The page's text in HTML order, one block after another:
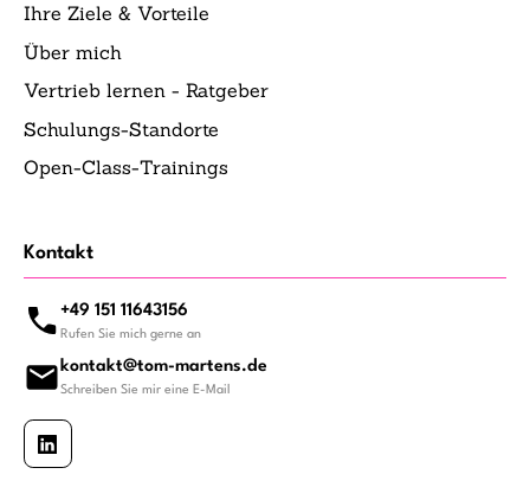
Ihre Ziele & Vorteile
Über mich
Vertrieb lernen - Ratgeber
Schulungs-Standorte
Open-Class-Trainings
Kontakt
+49 151 11643156
Rufen Sie mich gerne an
kontakt@tom-martens.de
Schreiben Sie mir eine E-Mail